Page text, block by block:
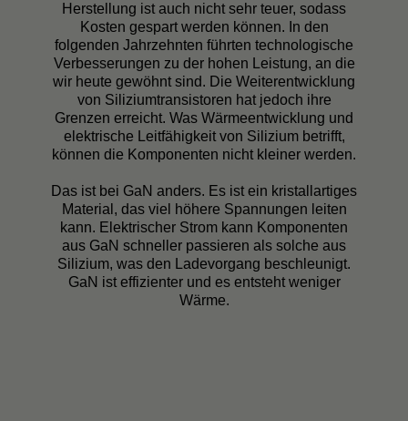
Herstellung ist auch nicht sehr teuer, sodass
Kosten gespart werden können. In den
folgenden Jahrzehnten führten technologische
Verbesserungen zu der hohen Leistung, an die
wir heute gewöhnt sind. Die Weiterentwicklung
von Siliziumtransistoren hat jedoch ihre
Grenzen erreicht. Was Wärmeentwicklung und
elektrische Leitfähigkeit von Silizium betrifft,
können die Komponenten nicht kleiner werden.
Das ist bei GaN anders. Es ist ein kristallartiges
Material, das viel höhere Spannungen leiten
kann. Elektrischer Strom kann Komponenten
aus GaN schneller passieren als solche aus
Silizium, was den Ladevorgang beschleunigt.
GaN ist effizienter und es entsteht weniger
Wärme.